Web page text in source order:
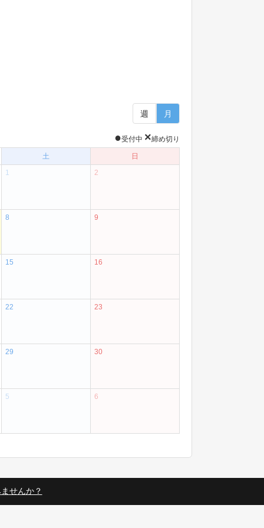
週 月
●受付中 ×締め切り
土
日
1 2
8 9
15 16
22 23
29 30
5 6
せんか？